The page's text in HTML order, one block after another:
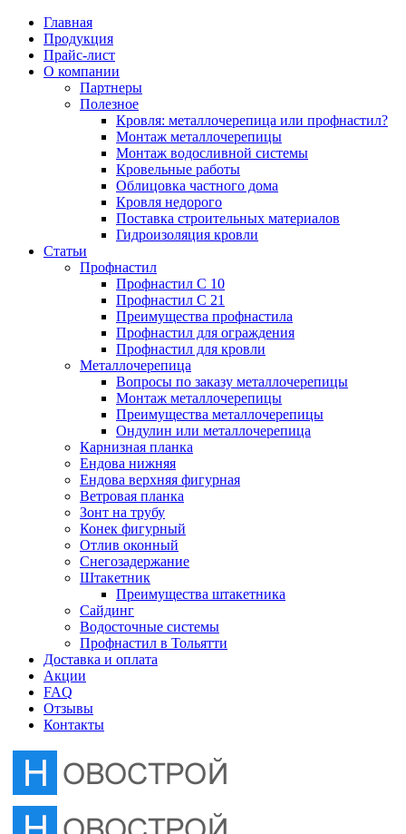
Главная
Продукция
Прайс-лист
О компании
Партнеры
Полезное
Кровля: металлочерепица или профнастил?
Монтаж металлочерепицы
Монтаж водосливной системы
Кровельные работы
Облицовка частного дома
Кровля недорого
Поставка строительных материалов
Гидроизоляция кровли
Статьи
Профнастил
Профнастил С 10
Профнастил С 21
Преимущества профнастила
Профнастил для ограждения
Профнастил для кровли
Металлочерепица
Вопросы по заказу металлочерепицы
Монтаж металлочерепицы
Преимущества металлочерепицы
Ондулин или металлочерепица
Карнизная планка
Ендова нижняя
Ендова верхняя фигурная
Ветровая планка
Зонт на трубу
Конек фигурный
Отлив оконный
Снегозадержание
Штакетник
Преимущества штакетника
Сайдинг
Водосточные системы
Профнастил в Тольятти
Доставка и оплата
Акции
FAQ
Отзывы
Контакты
Партнеры
Полезное
Монтаж
Кровельные
Профнастил
Профнастил С
Металлочерепица Монтаж
Карнизная планка
Ендова нижняя
Ендова верхняя фигурная
Ветровая планка
Зонт на трубу
Конек фигурный
Отлив оконный
Снегозадержание
Штакетник
Сайдинг
Водосточные системы
Профнастил в Тольятти
Цена на профнастил
Цена на металлочерепицу